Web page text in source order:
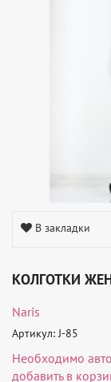
В закладки
КОЛГОТКИ
Naris
Артикул: J-85
Необходимо
добавить в